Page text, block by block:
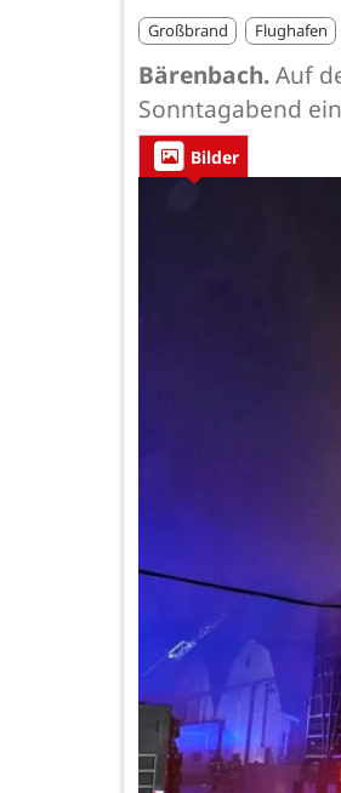
Großbrand Flughafen
Bärenbach.Auf
Sonntagabend
Bilder